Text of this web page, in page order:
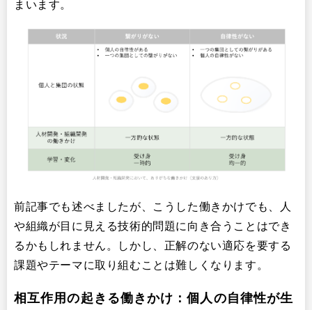
まいます。
前記事でも述べましたが、こうした働きかけでも、人
や組織が目に見える技術的問題に向き合うことはでき
るかもしれません。しかし、正解のない適応を要する
課題やテーマに取り組むことは難しくなります。
相互作用の起きる働きかけ：個人の自律性が生